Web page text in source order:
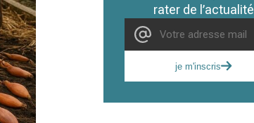
rater de l’actualité
je m'inscris